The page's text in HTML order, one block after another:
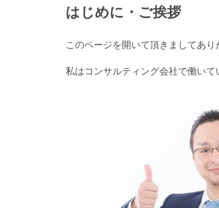
はじめに・ご挨拶
このページを開いて頂きましてあり
私はコンサルティング会社で働いて